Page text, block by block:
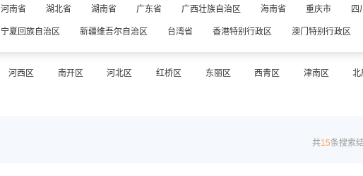
河南省 湖北省 湖南省 广东省 广西壮族自治区 海南省 重庆市 四
宁夏回族自治区 新疆维吾尔自治区 台湾省 香港特别行政区 澳门特别行政区
河西区 南开区 河北区 红桥区 东丽区 西青区 津南区 北
共15条搜索